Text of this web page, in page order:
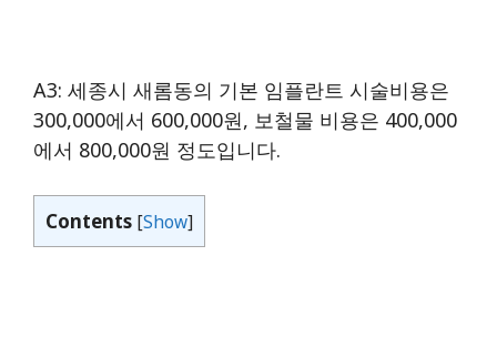
A3: 세종시 새롬동의 기본 임플란트 시술비용은
300,000에서 600,000원, 보철물 비용은 400,000
에서 800,000원 정도입니다.
Contents [Show]